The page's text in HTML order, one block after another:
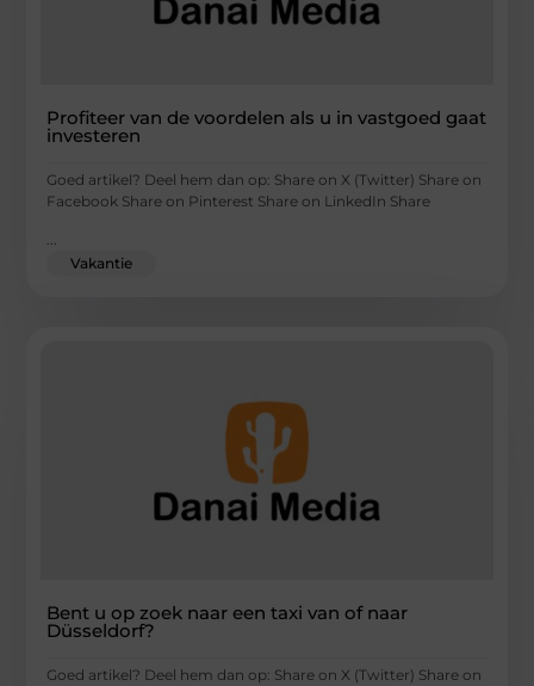
Profiteer van de voordelen als u in vastgoed gaat
investeren
Goed artikel? Deel hem dan op: Share on X (Twitter) Share on
Facebook Share on Pinterest Share on LinkedIn Share
...
Vakantie
Bent u op zoek naar een taxi van of naar
Düsseldorf?
Goed artikel? Deel hem dan op: Share on X (Twitter) Share on